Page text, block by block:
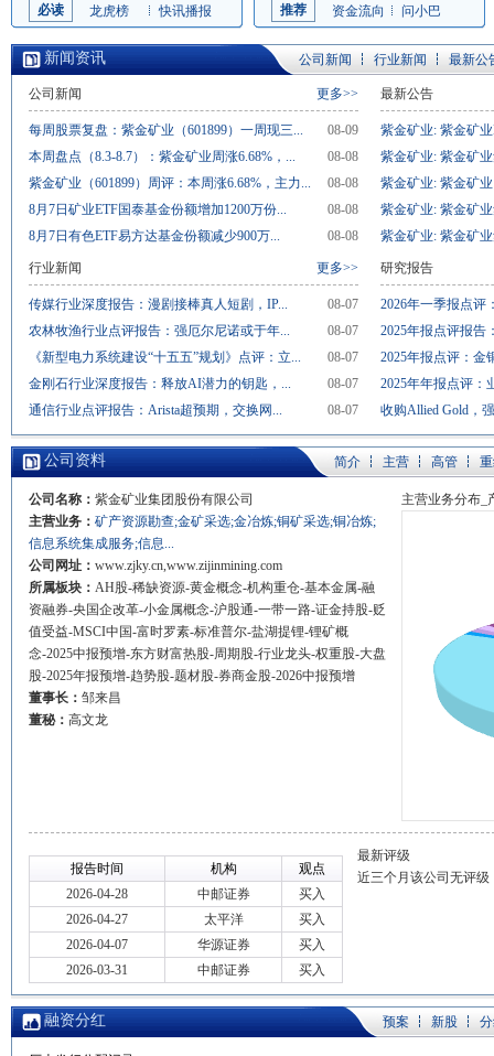
必读
龙虎榜
快讯播报
推荐
资金流向
问小巴
新闻资讯 公司新闻 行业新闻 最新公
更多>>
公司新闻
08-09
每周股票复盘：紫金矿业（601899）一周现三...
08-08
本周盘点（8.3-8.7）：紫金矿业周涨6.68%，...
08-08
紫金矿业（601899）周评：本周涨6.68%，主力...
08-08
8月7日矿业ETF国泰基金份额增加1200万份...
08-08
8月7日有色ETF易方达基金份额减少900万...
更多>>
行业新闻
08-07
传媒行业深度报告：漫剧接棒真人短剧，IP...
08-07
农林牧渔行业点评报告：强厄尔尼诺或于年...
08-07
《新型电力系统建设“十五五”规划》点评：立...
08-07
金刚石行业深度报告：释放AI潜力的钥匙，...
08-07
通信行业点评报告：Arista超预期，交换网...
最新公告
紫金矿业: 紫金矿
紫金矿业: 紫金矿
紫金矿业: 紫金矿
紫金矿业: 紫金矿
紫金矿业: 紫金矿
研究报告
2026年一季报点评
2025年报点评报告
2025年报点评：金
2025年年报点评：
收购Allied Gold，
公司资料 简介 主营 高管
公司名称： 紫金矿业集团股份有限公司
主营业务： 矿产资源勘查;金矿采选;金冶炼;铜矿采选;铜冶炼;
信息系统集成服务;信息...
公司网址： www.zjky.cn,www.zijinmining.com
所属板块： AH股-稀缺资源-黄金概念-机构重仓-基本金属-融
资融券-央国企改革-小金属概念-沪股通-一带一路-证金持股-贬
值受益-MSCI中国-富时罗素-标准普尔-盐湖提锂-锂矿概
念-2025中报预增-东方财富热股-周期股-行业龙头-权重股-大盘
股-2025年报预增-趋势股-题材股-券商金股-2026中报预增
董事长： 邹来昌
董秘： 高文龙
主营业务分布_
报告时间 机构
观点
2026-04-28
中邮证券
买入
2026-04-27
太平洋
买入
2026-04-07
华源证券
买入
2026-03-31
中邮证券 买入
最新评级
近三个月该公司无评级
融资分红 预案 新股